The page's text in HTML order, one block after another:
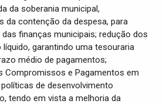
da soberania municipal,
da contenção da despesa, para
finanças municipais; redução dos
líquido, garantindo uma tesouraria
médio de pagamentos;
Compromissos e Pagamentos em
de desenvolvimento
tendo em vista a melhoria da